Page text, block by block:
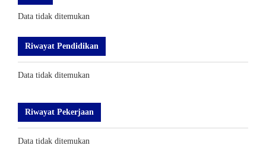
Data tidak ditemukan
Riwayat Pendidikan
Data tidak ditemukan
Riwayat Pekerjaan
Data tidak ditemukan